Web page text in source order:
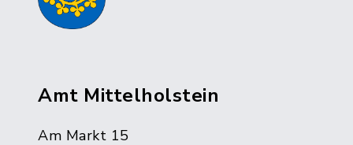
Amt Mittelholstein
Am Markt 15